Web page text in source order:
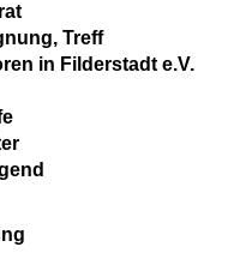
Treff
in Filderstadt e.V.